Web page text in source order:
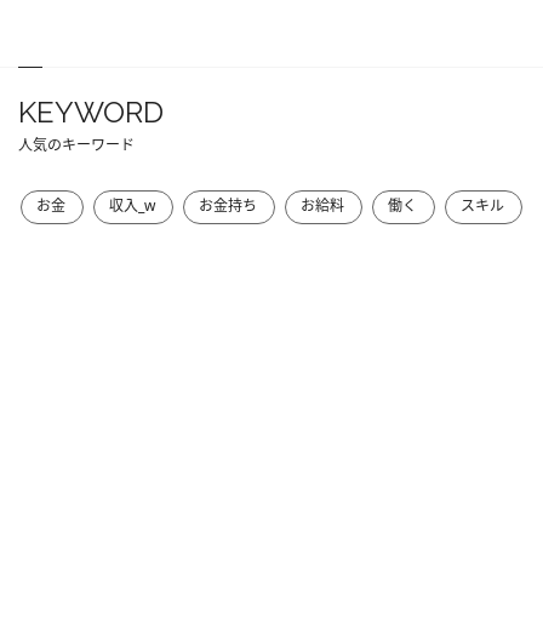
KEYWORD
人気のキーワード
お金 収入_w お金持ち お給料 働く スキル